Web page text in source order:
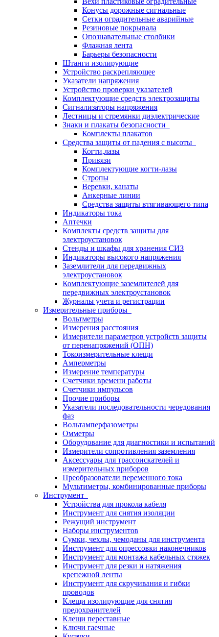
Конусы дорожные сигнальные
Сетки оградительные аварийные
Резиновые покрывала
Опознавательные столбики
Флажная лента
Барьеры безопасности
Штанги изолирующие
Устройство раскрепляющее
Указатели напряжения
Устройство проверки указателей
Комплектующие средств электрозащиты
Сигнализаторы напряжения
Лестницы и стремянки диэлектрические
Знаки и плакаты безопасности
Комплекты плакатов
Средства защиты от падения с высоты
Когти,лазы
Привязи
Комплектующие когти-лазы
Стропы
Веревки, канаты
Анкерные линии
Средства защиты втягивающего типа
Индикаторы тока
Аптечки
Комплекты средств защиты для
электроустановок
Стенды и шкафы для хранения СИЗ
Индикаторы высокого напряжения
Заземлители для передвижных
электроустановок
Комплектующие заземлителей для
передвижных электроустановок
Журналы учета и регистрации
Измерительные приборы
Вольтметры
Измерения расстояния
Измерители параметров устройств защиты
от перенапряжений (ОПН)
Токоизмерительные клещи
Амперметры
Измерение температуры
Счетчики времени работы
Счетчики импульсов
Прочие приборы
Указатели последовательности чередования
фаз
Вольтамперфазометры
Омметры
Оборудование для диагностики и испытаний
Измерители сопротивления заземления
Аксессуары для трассоискателей и
измерительных приборов
Преобразователи переменного тока
Мультиметры, комбинированные приборы
Инструмент
Устройства для прокола кабеля
Инструмент для снятия изоляции
Режущий инструмент
Наборы инструментов
Сумки, чехлы, чемоданы для инструмента
Инструмент для опрессовки наконечников
Инструмент для монтажа кабельных стяжек
Инструмент для резки и натяжения
крепежной ленты
Инструмент для скручивания и гибки
проводов
Клещи изолирующие для снятия
предохранителей
Клещи переставные
Ключи гаечные